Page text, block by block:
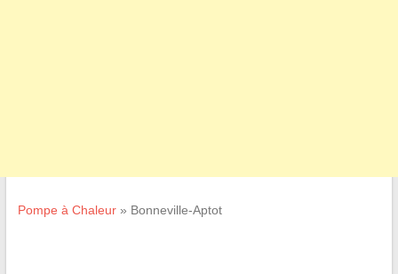
Pompe à Chaleur» Bonneville-Aptot